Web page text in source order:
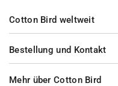
Bestellung und Kontakt
Mehr über Cotton Bird
Cotton Bird weltweit